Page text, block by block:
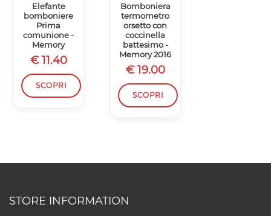
Elefante
bomboniere
Prima
comunione -
Memory
€ 11.40
SCOPRI
Bomboniera
termometro
orsetto con
coccinella
battesimo -
Memory 2016
€ 19.00
SCOPRI
STORE INFORMATION